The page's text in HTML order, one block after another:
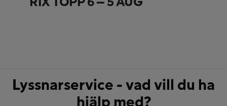
RIX TOPP 6 – 5 AUG
Lyssnarservice - vad vill du ha
hjälp med?